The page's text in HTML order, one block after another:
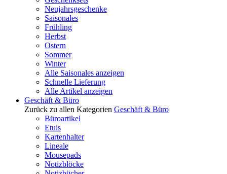
Neujahrsgeschenke
Saisonales
Frühling
Herbst
Ostern
Sommer
Winter
Alle Saisonales anzeigen
Schnelle Lieferung
Alle Artikel anzeigen
Geschäft & Büro
Zurück zu allen Kategorien Geschäft & Büro
Büroartikel
Etuis
Kartenhalter
Lineale
Mousepads
Notizblöcke